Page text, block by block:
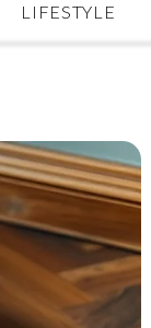
LIFESTYLE